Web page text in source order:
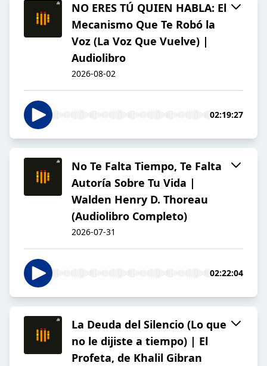
NO ERES TÚ QUIEN HABLA: El
Mecanismo Que Te Robó la
Voz (La Voz Que Vuelve) |
Audiolibro
2026-08-02
02:19:27
No Te Falta Tiempo, Te Falta
Autoría Sobre Tu Vida |
Walden Henry D. Thoreau
(Audiolibro Completo)
2026-07-31
02:22:04
La Deuda del Silencio (Lo que
no le dijiste a tiempo) | El
Profeta, de Khalil Gibran